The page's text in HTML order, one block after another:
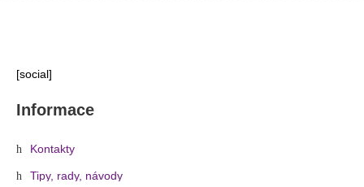
[social]
Informace
Kontakty
Tipy, rady, návody